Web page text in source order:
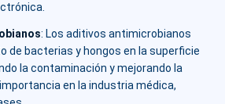
: Los aditivos antimicrobianos
de bacterias y hongos en la superficie
la contaminación y mejorando la
en la industria médica,